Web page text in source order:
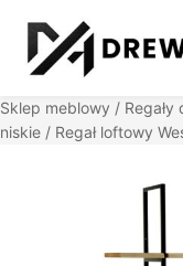
Sklep meblowy / Regały
niskie / Regał loftowy